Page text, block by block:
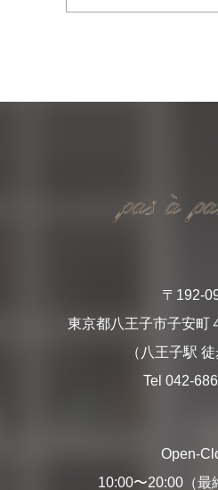
〒192-
東京都八王子市子安
（八王子駅 徒
Tel 042-
Open-
10:00〜20:00（最